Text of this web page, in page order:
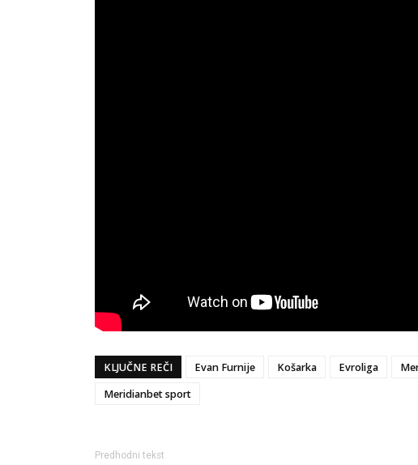
KLJUČNE REČI Evan Furnije Košarka Evroliga
Meridianbet sport
Predhodni tekst